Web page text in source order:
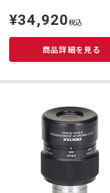
定
価
¥34,920税込
商品詳細を見る